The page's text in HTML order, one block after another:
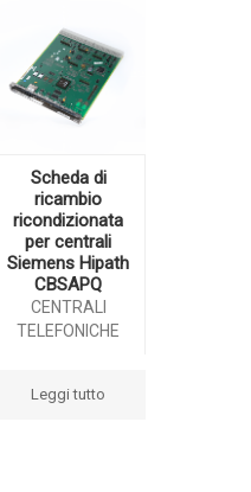
Scheda di
ricambio
ricondizionata
per centrali
Siemens Hipath
CBSAPQ
CENTRALI
TELEFONICHE
Leggi tutto